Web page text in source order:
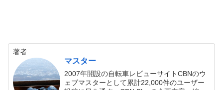
著者
マスター
2007年開設の自転車レビューサイトCBNのウ
ェブマスターとして累計22,000件のユーザー